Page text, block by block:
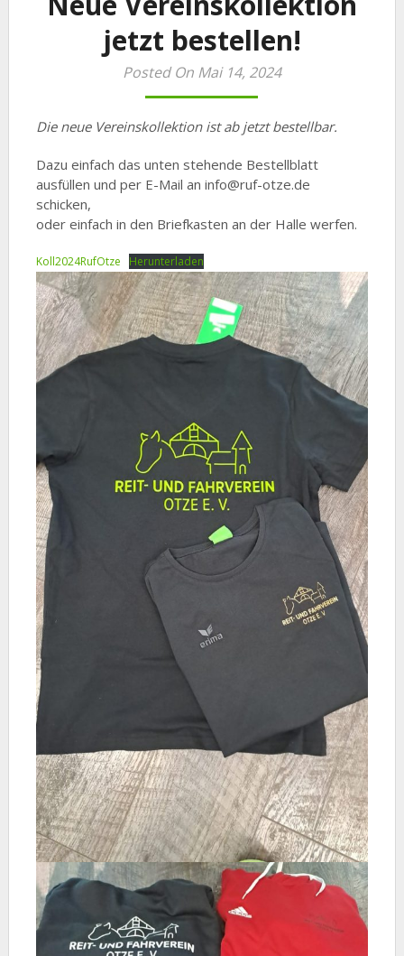
jetzt bestellen!
Posted On Mai 14, 2024
Die neue Vereinskollektion ist ab jetzt bestellbar.
Dazu einfach das unten stehende Bestellblatt
ausfüllen und per E-Mail an info@ruf-otze.de
schicken,
oder einfach in den Briefkasten an der Halle werfen.
Koll2024RufOtze Herunterladen